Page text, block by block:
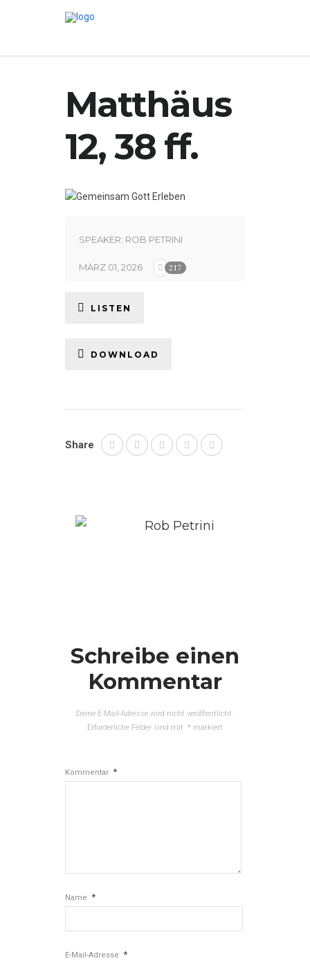
Matthäus
12, 38 ff.
SPEAKER: ROB PETRINI
MÄRZ 01, 2026 217
LISTEN
DOWNLOAD
Share
Rob Petrini
Schreibe einen
Kommentar
Deine E-Mail-Adresse wird nicht veröffentlicht.
Erforderliche Felder sind mit * markiert
Kommentar *
Name *
E-Mail-Adresse *